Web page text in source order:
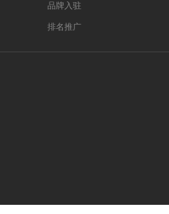
品牌入驻
排名推广